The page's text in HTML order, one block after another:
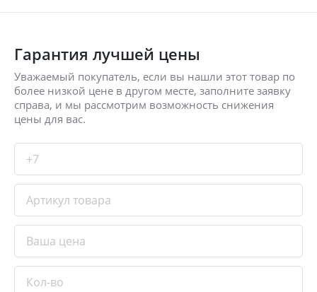
Гарантия лучшей цены
Уважаемый покупатель, если вы нашли этот товар по
более низкой цене в другом месте, заполните заявку
справа, и мы рассмотрим возможность снижения
цены для вас.